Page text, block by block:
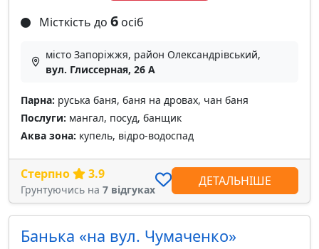
Місткість до 6 осіб
місто Запоріжжя, район Олександрівський,
вул. Глиссерная, 26 А
Парна: руська баня, баня на дровах, чан баня
Послуги: мангал, посуд, банщик
Аква зона: купель, відро-водоспад
Стерпно 3.9
Грунтуючись на 7 відгуках
ДЕТАЛЬНІШЕ
Банька «на вул. Чумаченко»